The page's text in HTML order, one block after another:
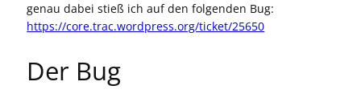
genau dabei stieß ich auf den folgenden Bug:
https://core.trac.wordpress.org/ticket/25650
Der Bug